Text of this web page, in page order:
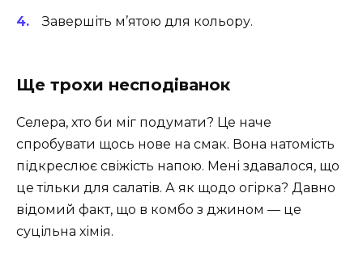
Завершіть м’ятою для кольору.
Ще трохи несподіванок
Селера, хто би міг подумати? Це наче
спробувати щось нове на смак. Вона натомість
підкреслює свіжість напою. Мені здавалося, що
це тільки для салатів. А як щодо огірка? Давно
відомий факт, що в комбо з джином — це
суцільна хімія.